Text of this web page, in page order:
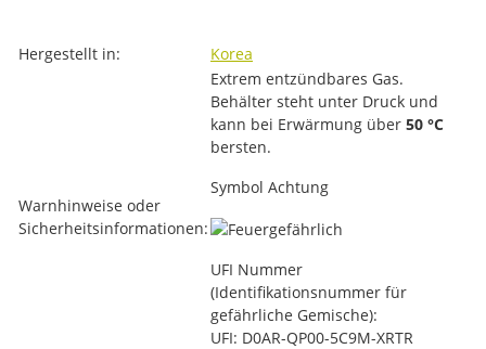
Produkteigenschaft
Wert
Hergestellt in: Korea
Warnhinweise oder
Sicherheitsinformationen:
Extrem entzündbares Gas.
Behälter steht unter Druck und
kann bei Erwärmung über 50 °C
bersten.
Symbol Achtung
UFI Nummer
(Identifikationsnummer für
gefährliche Gemische):
UFI: D0AR-QP00-5C9M-XRTR